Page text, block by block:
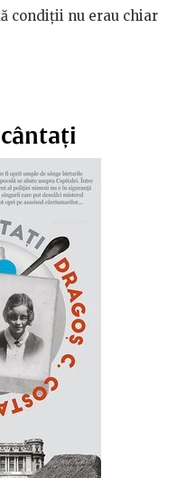
condiții nu erau chiar